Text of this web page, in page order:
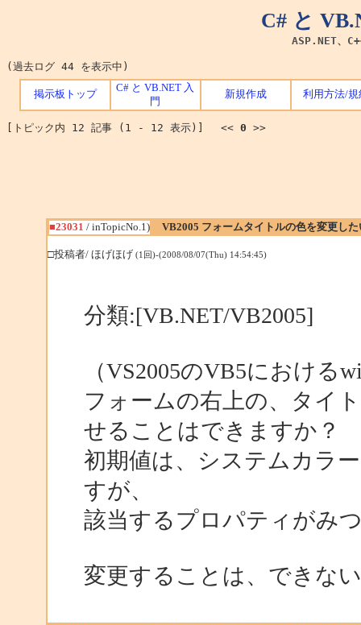
C# と
ASP.NET、
(過去ログ 44 を表示中)
掲示板トップ
C# と VB.NET 入
門
新規作成 利用方法/規
[トピック内 12 記事 (1 - 12 表示)] << 0 >>
■23031 / inTopicNo.1) VB2005 フォームタイトルの色を変更した
□投稿者/ ほげほげ (1回)-(2008/08/07(Thu) 14:54:45)
分類:[VB.NET/VB2005]
（VS2005のVB5における
フォームの右上の、タイ
せることはできますか？
初期値は、システムカラ
すが、
該当するプロパティがみ
変更することは、できな